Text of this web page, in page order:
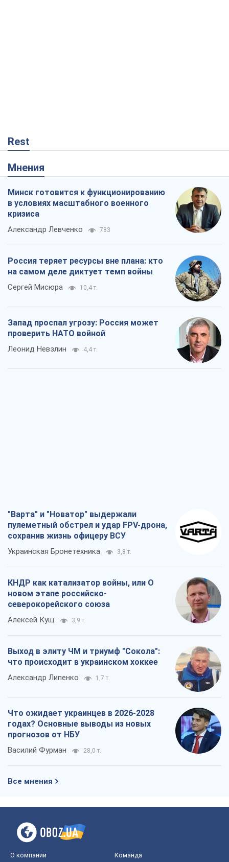
Rest
Мнения
Минск готовится к функционированию
в условиях масштабного военного
кризиса
Александр Левченко 783
Россия теряет ресурсы вне плана: кто
на самом деле диктует темп войны
Сергей Мисюра 10,4 т.
Запад проспал угрозу: Россия может
проверить НАТО войной
Леонид Невзлин 4,4 т.
"Варта" и "Новатор" выдержали
пулеметный обстрел и удар FPV-дрона,
сохранив жизнь офицеру ВСУ
Украинская Бронетехника 3,8 т.
КНДР как катализатор войны, или О
новом этапе российско-
северокорейского союза
Алексей Кущ 3,9 т.
Выход в элиту ЧМ и триумф "Сокола":
что происходит в украинском хоккее
Александр Липенко 1,7 т.
Что ожидает украинцев в 2026-2028
годах? Основные выводы из новых
прогнозов от НБУ
Василий Фурман 28,0 т.
Все мнения
О компании Команда